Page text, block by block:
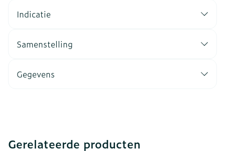
Indicatie
Samenstelling
Gegevens
Gerelateerde producten